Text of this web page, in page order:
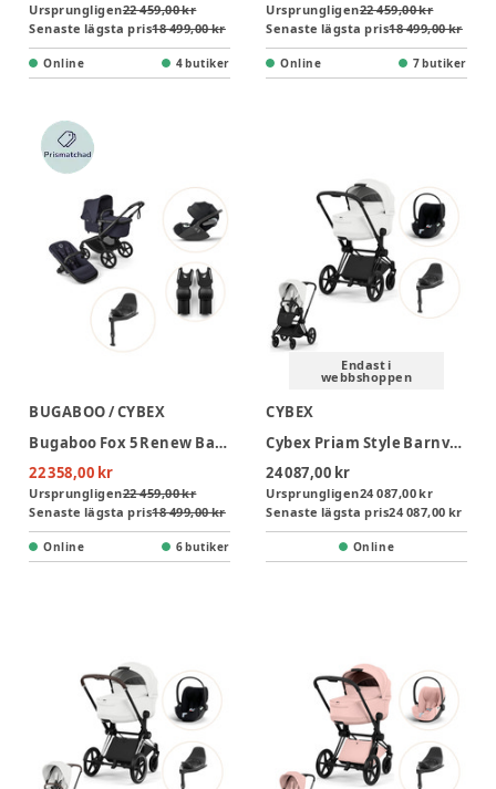
Ursprungligen22 459,00 kr
Senaste lägsta pris18 499,00 kr
Online 4 butiker
Ursprungligen22 459,00 kr
Senaste lägsta pris18 499,00 kr
Online 7 butiker
BUGABOO / CYBEX
Bugaboo Fox 5 Renew Barnvagn Inkl. Cloud T Plus Babyskydd, Bas Och Adapter - Deep Indigo/Black
22 358,00 kr
Ursprungligen22 459,00 kr
Senaste lägsta pris18 499,00 kr
Online 6 butiker
Endast i
webbshoppen
CYBEX
Cybex Priam Style Barnvagn inkl. Cloud T Plus & Bas T - Off White/Matt Black
24 087,00 kr
Ursprungligen24 087,00 kr
Senaste lägsta pris24 087,00 kr
Online